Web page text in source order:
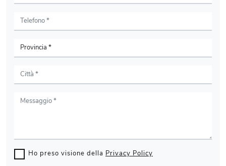
Ho preso visione della Privacy Policy